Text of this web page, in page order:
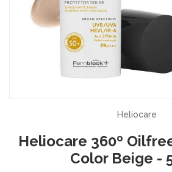
Heliocare
Heliocare 360º
Color Beige -